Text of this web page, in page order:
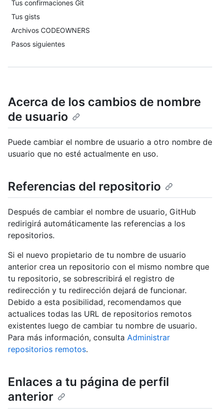
Tus confirmaciones Git
Tus gists
Archivos CODEOWNERS
Pasos siguientes
Acerca de los cambios de nombre
de usuario
Puede cambiar el nombre de usuario a otro nombre de
usuario que no esté actualmente en uso.
Referencias del repositorio
Después de cambiar el nombre de usuario, GitHub
redirigirá automáticamente las referencias a los
repositorios.
Si el nuevo propietario de tu nombre de usuario
anterior crea un repositorio con el mismo nombre que
tu repositorio, se sobrescribirá el registro de
redirección y tu redirección dejará de funcionar.
Debido a esta posibilidad, recomendamos que
actualices todas las URL de repositorios remotos
existentes luego de cambiar tu nombre de usuario.
Para más información, consulta Administrar
repositorios remotos.
Enlaces a tu página de perfil
anterior